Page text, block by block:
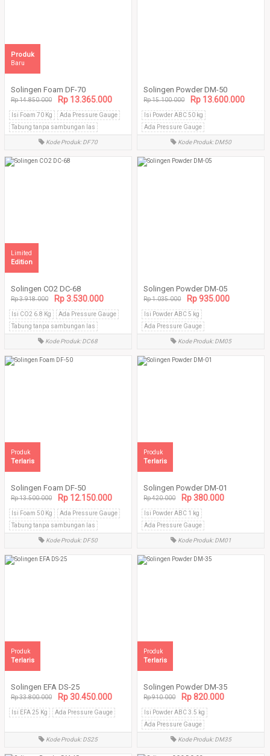
Solingen Foam DF-70
Produk
Baru
Rp 14.850.000 Rp 13.365.000
Isi Foam 70 Kg
Ada Pressure Gauge
Tabung tanpa sambungan las
Kode Produk: DF70
Solingen Powder DM-50
Rp 15.100.000 Rp 13.600.000
Isi Powder ABC 50 kg
Ada Pressure Gauge
Tabung tanpa sambungan las
Kode Produk: DM50
Solingen CO2 DC-68
Limited
Edition
Rp 3.918.000 Rp 3.530.000
Isi CO2 6.8 Kg
Ada Pressure Gauge
Tabung tanpa sambungan las
Kode Produk: DC68
Solingen Powder DM-05
Rp 1.035.000 Rp 935.000
Isi Powder ABC 5 kg
Ada Pressure Gauge
Tabung tanpa sambungan las
Kode Produk: DM05
Solingen Foam DF-50
Produk
Terlaris
Rp 13.500.000 Rp 12.150.000
Isi Foam 50 Kg
Ada Pressure Gauge
Tabung tanpa sambungan las
Kode Produk: DF50
Solingen Powder DM-01
Produk
Terlaris
Rp 420.000 Rp 380.000
Isi Powder ABC 1 kg
Ada Pressure Gauge
Tabung tanpa sambungan las
Kode Produk: DM01
Solingen EFA DS-25
Produk
Terlaris
Rp 33.800.000 Rp 30.450.000
Isi EFA 25 Kg Ada Pressure Gauge
Kode Produk: DS25
Solingen Powder DM-35
Produk
Terlaris
Rp 910.000 Rp 820.000
Isi Powder ABC 3.5 kg
Ada Pressure Gauge
Tabung tanpa sambungan las
Kode Produk: DM35